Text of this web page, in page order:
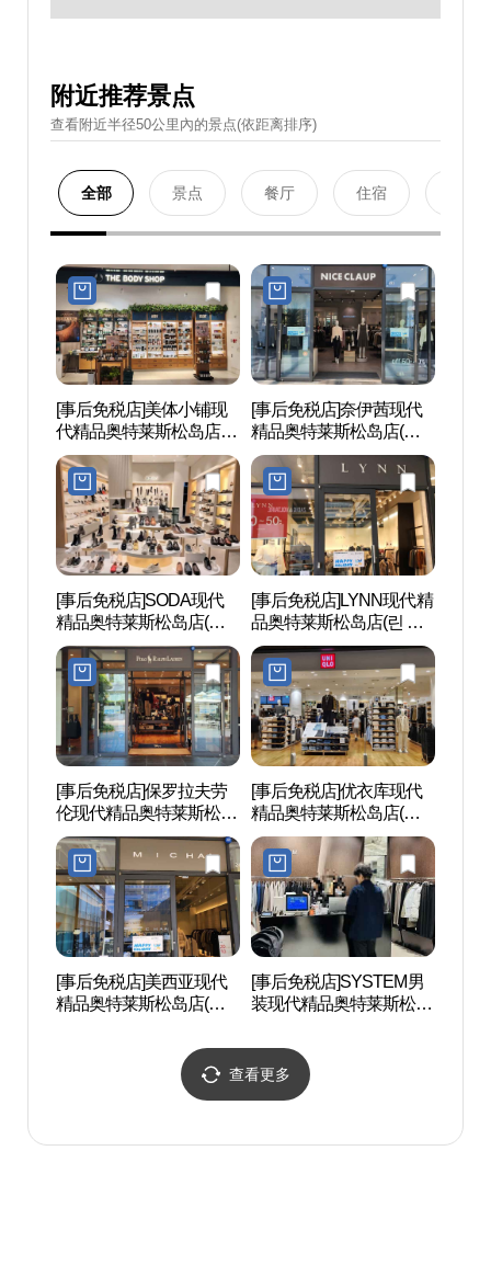
附近推荐景点
查看附近半径50公里內的景点(依距离排序)
全部 景点 餐厅 住宿
[事后免税店]美体小铺现
代精品奥特莱斯松岛店
(더바디샵 현대프리미엄
아울렛송도점)
[事后免税店]奈伊茜现代
精品奥特莱斯松岛店(나
이스클랍 현대프리미엄
아울렛 송도점)
[事后免税店]SODA现代
精品奥特莱斯松岛店(소
다 현대프리미엄아울렛
송도점)
[事后免税店]LYNN现代精
品奥特莱斯松岛店(린 현
대프리미엄아울렛 송도
점)
[事后免税店]保罗拉夫劳
伦现代精品奥特莱斯松岛
店(폴로랄프로렌 현대프
리미엄아울렛 송도점)
[事后免税店]优衣库现代
精品奥特莱斯松岛店(유
니클로 현대프리미엄아
울렛 송도점)
[事后免税店]美西亚现代
精品奥特莱斯松岛店(미
[事后免税店]SYSTEM男
装现代精品奥特莱斯松岛
미엄아울렛 송도점)
查看更多